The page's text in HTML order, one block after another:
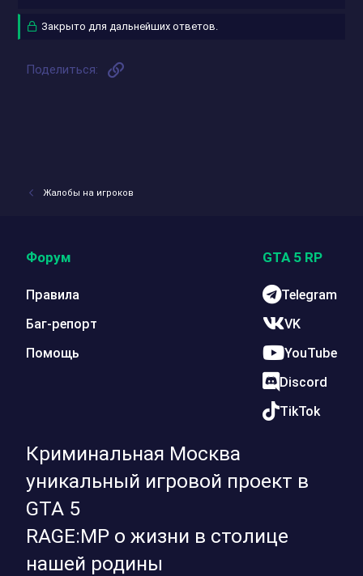
Закрыто для дальнейших ответов.
Поделиться:
Жалобы на игроков
Криминальная Москва
уникальный игровой проект в
GTA 5
RAGE:MP о жизни в столице
нашей родины
Форум
Правила
Баг-репорт
Помощь
GTA 5 RP
Telegram
VK
YouTube
Discord
TikTok